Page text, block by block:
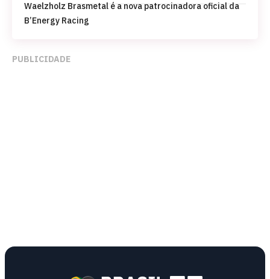
Waelzholz Brasmetal é a nova patrocinadora oficial da
B’Energy Racing
PUBLICIDADE